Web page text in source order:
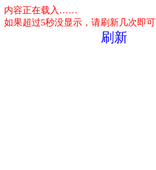
内容正在载入……
如果超过5秒没显示，请刷新几次即可
刷新